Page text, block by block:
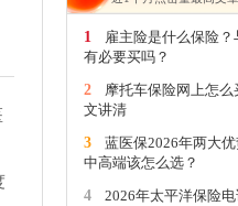
1
雇主险是什么保险？
有必要买吗？
2
摩托车保险网上怎
文讲清
3
蓝医保2026年两大
中高端该怎么选？
4
2026年太平洋保险